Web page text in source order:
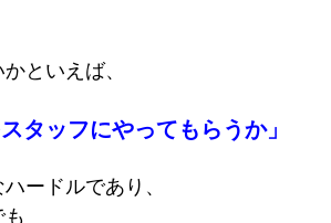
といえば、
タッフにやってもらうか」
ードルであり、
も